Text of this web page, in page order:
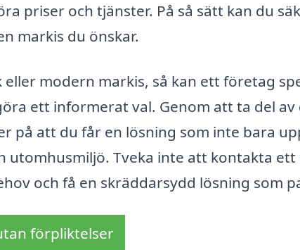
priser och tjänster. På så sätt kan du
markis du önskar.
eller modern markis, så kan ett företag
ett informerat val. Genom att ta del av
på att du får en lösning som inte bara
utomhusmiljö. Tveka inte att kontakta
och få en skräddarsydd lösning som
förpliktelser